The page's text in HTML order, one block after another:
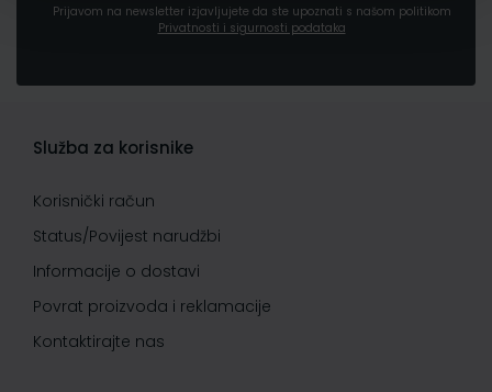
Prijavom na newsletter izjavljujete da ste upoznati s našom politikom
Privatnosti i sigurnosti podataka
Služba za korisnike
Korisnički račun
Status/Povijest narudžbi
Informacije o dostavi
Povrat proizvoda i reklamacije
Kontaktirajte nas